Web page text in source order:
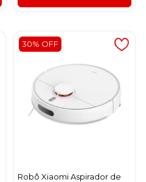
30% OFF
Robô Xiaomi Aspirador de